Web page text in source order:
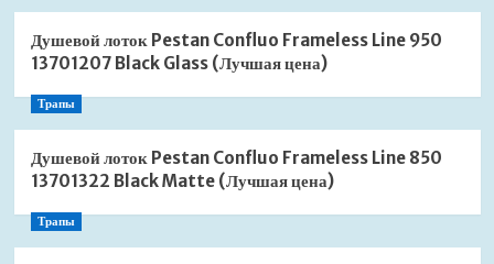
Душевой лоток Pestan Confluo Frameless Line 950
13701207 Black Glass (Лучшая цена)
Трапы
Душевой лоток Pestan Confluo Frameless Line 850
13701322 Black Matte (Лучшая цена)
Трапы